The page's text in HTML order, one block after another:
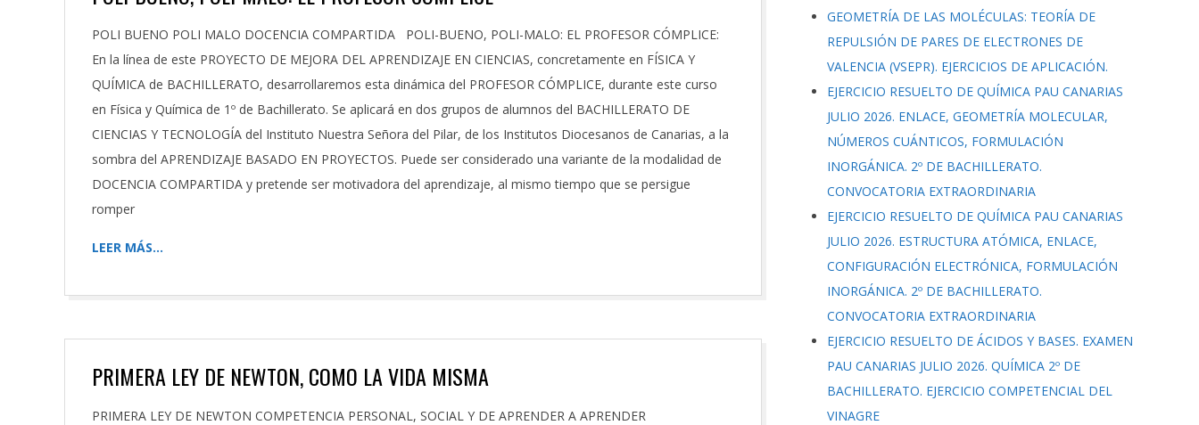
2023-
09-
13
POLI BUENO POLI MALO DOCENCIA COMPARTIDA POLI-BUENO, POLI-MALO: EL PROFESOR CÓMPLICE:
En la línea de este PROYECTO DE MEJORA DEL APRENDIZAJE EN CIENCIAS, concretamente en FÍSICA Y
QUÍMICA de BACHILLERATO, desarrollaremos esta dinámica del PROFESOR CÓMPLICE, durante este curso
en Física y Química de 1º de Bachillerato. Se aplicará en dos grupos de alumnos del BACHILLERATO DE
CIENCIAS Y TECNOLOGÍA del Instituto Nuestra Señora del Pilar, de los Institutos Diocesanos de Canarias, a la
sombra del APRENDIZAJE BASADO EN PROYECTOS. Puede ser considerado una variante de la modalidad de
DOCENCIA COMPARTIDA y pretende ser motivadora del aprendizaje, al mismo tiempo que se persigue
romper
LEER MÁS…
PRIMERA LEY DE NEWTON, COMO LA VIDA MISMA
2023-
PRIMERA LEY DE NEWTON COMPETENCIA PERSONAL, SOCIAL Y DE APRENDER A APRENDER
GEOMETRÍA DE LAS MOLÉCULAS: TEORÍA DE
REPULSIÓN DE PARES DE ELECTRONES DE
VALENCIA (VSEPR). EJERCICIOS DE APLICACIÓN.
EJERCICIO RESUELTO DE QUÍMICA PAU CANARIAS
JULIO 2026. ENLACE, GEOMETRÍA MOLECULAR,
NÚMEROS CUÁNTICOS, FORMULACIÓN
INORGÁNICA. 2º DE BACHILLERATO.
CONVOCATORIA EXTRAORDINARIA
EJERCICIO RESUELTO DE QUÍMICA PAU CANARIAS
JULIO 2026. ESTRUCTURA ATÓMICA, ENLACE,
CONFIGURACIÓN ELECTRÓNICA, FORMULACIÓN
INORGÁNICA. 2º DE BACHILLERATO.
CONVOCATORIA EXTRAORDINARIA
EJERCICIO RESUELTO DE ÁCIDOS Y BASES. EXAMEN
PAU CANARIAS JULIO 2026. QUÍMICA 2º DE
BACHILLERATO. EJERCICIO COMPETENCIAL DEL
VINAGRE